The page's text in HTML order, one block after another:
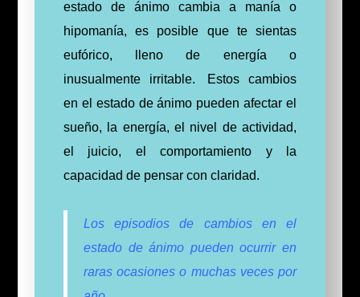
estado de ánimo cambia a manía o
hipomanía, es posible que te sientas
eufórico, lleno de energía o
inusualmente irritable.
Estos cambios
en el estado de ánimo pueden afectar el
sueño, la energía, el nivel de actividad,
el juicio, el comportamiento y la
capacidad de pensar con claridad.
Los episodios de cambios en el
estado de ánimo pueden ocurrir en
raras ocasiones o muchas veces por